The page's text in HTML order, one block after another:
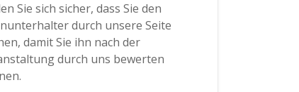
Sie sich sicher, dass Sie den
durch unsere Seite
damit Sie ihn nach der
durch uns bewerten